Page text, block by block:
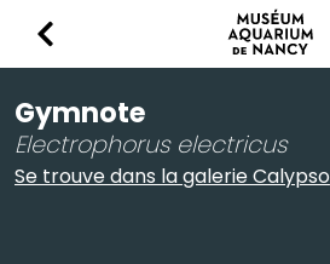
Retour
Gymnote
Electrophorus electricus
Se trouve dans la galerie Calypso